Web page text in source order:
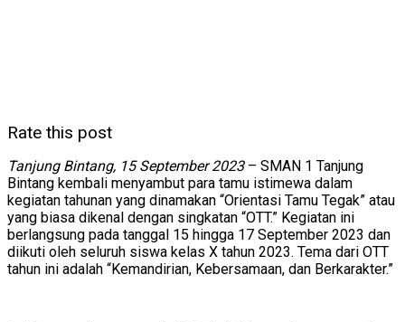
Rate this post
Tanjung Bintang, 15 September 2023– SMAN 1 Tanjung
Bintang kembali menyambut para tamu istimewa dalam
kegiatan tahunan yang dinamakan “Orientasi Tamu Tegak” atau
yang biasa dikenal dengan singkatan “OTT.” Kegiatan ini
berlangsung pada tanggal 15 hingga 17 September 2023 dan
diikuti oleh seluruh siswa kelas X tahun 2023. Tema dari OTT
tahun ini adalah “Kemandirian, Kebersamaan, dan Berkarakter.”